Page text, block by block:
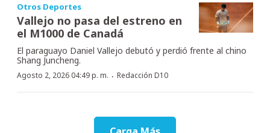
Otros Deportes
Vallejo no pasa del estreno en
el M1000 de Canadá
El paraguayo Daniel Vallejo debutó y perdió frente al chino
Shang Juncheng.
Agosto 2, 2026 04:49 p. m. · Redacción D10